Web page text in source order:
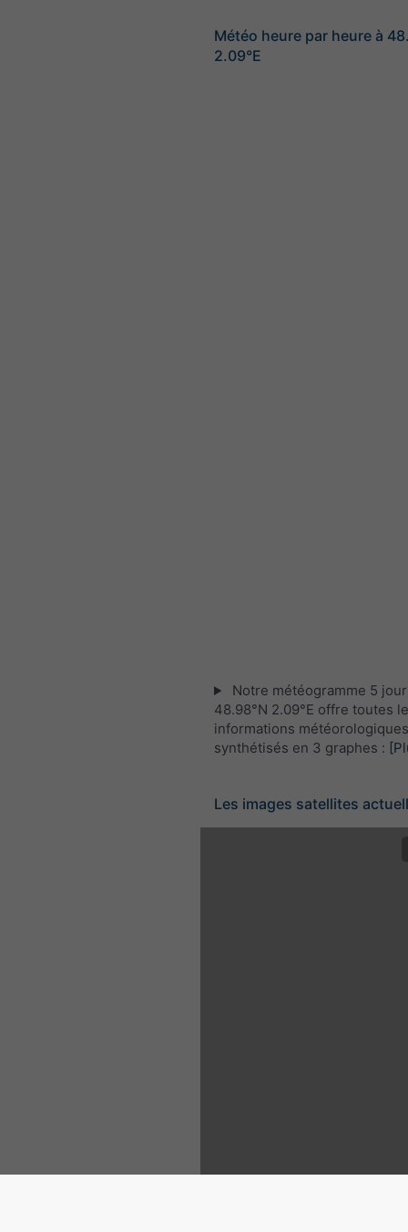
Météo heure par heure à
2.09°E
Notre météogramme 5
48.98°N 2.09°E offre toutes
informations météorologiques
synthétisés en 3 graphes :
Les images satellites